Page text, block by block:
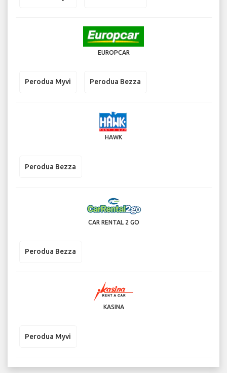
EUROPCAR
Perodua Myvi Perodua Bezza
HAWK
Perodua Bezza
CAR RENTAL 2 GO
Perodua Bezza
KASINA
Perodua Myvi